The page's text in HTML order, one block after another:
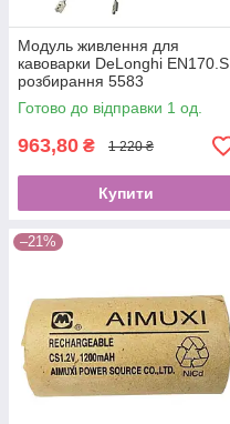
Модуль живлення для
кавоварки DeLonghi EN170.S
розбирання 5583
Готово до відправки 1 од.
963,80 ₴ 1 220 ₴
Купити
–21%